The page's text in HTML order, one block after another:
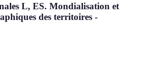
L, ES. Mondialisation et
des territoires -